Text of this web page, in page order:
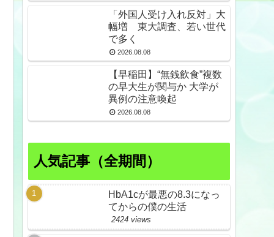
久野島
「外国人受け入れ反対」大
幅増 東大調査、若い世代
で多く
2026.08.08
【早稲田】“無銭飲食”複数
の早大生が関与か 大学が
異例の注意喚起
2026.08.08
人気記事（全期間）
HbA1cが最悪の8.3になっ
てからの僕の生活
2424 views